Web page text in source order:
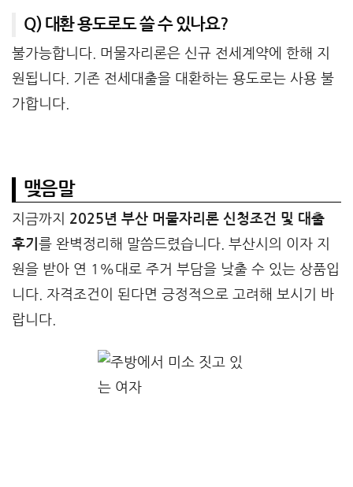
Q) 대환 용도로도 쓸 수 있나요?
불가능합니다. 머물자리론은 신규 전세계약에 한해 지
원됩니다. 기존 전세대출을 대환하는 용도로는 사용 불
가합니다.
맺음말
지금까지 2025년 부산 머물자리론 신청조건 및 대출
후기 를 완벽정리해 말씀드렸습니다. 부산시의 이자 지
원을 받아 연 1%대로 주거 부담을 낮출 수 있는 상품입
니다. 자격조건이 된다면 긍정적으로 고려해 보시기 바
랍니다.